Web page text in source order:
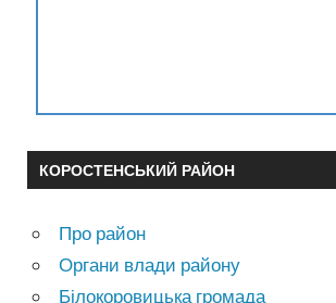
КОРОСТЕНСЬКИЙ РАЙОН
Про район
Органи влади району
Білокоровицька громада